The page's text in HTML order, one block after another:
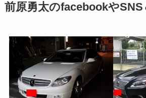
前原勇太のfacebookやSNS